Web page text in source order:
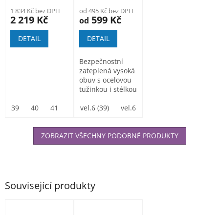
Související produkty
1 834 Kč bez DPH
2 219 Kč
DETAIL
39 40 41 43 45
od 495 Kč bez DPH
od 599 Kč
DETAIL
Bezpečnostní
zateplená vysoká
obuv s ocelovou
tužinkou i stélkou
propíchnutí,...
vel.6 (39) vel.6 1/2(40)
ZOBRAZIT VŠECHNY PODOBNÉ PRODUKTY